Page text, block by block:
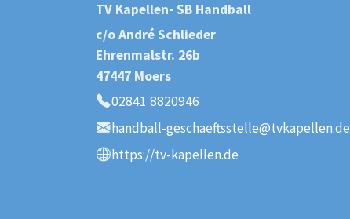
TV Kapellen- SB Handball
c/o André Schlieder
Ehrenmalstr. 26b
47447 Moers
Telefon:
02841 8820946
E-Mail:
handball-geschaeftsstelle@tvkapellen.de
Webseite:
https://tv-kapellen.de